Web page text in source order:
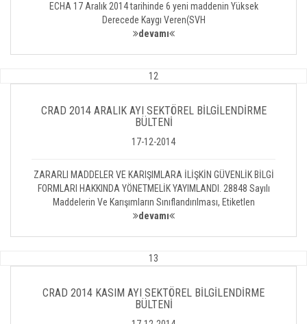
ECHA 17 Aralık 2014 tarihinde 6 yeni maddenin Yüksek
Derecede Kaygı Veren(SVH
devamı
12
CRAD 2014 ARALIK AYI SEKTÖREL BİLGİLENDİRME
BÜLTENİ
17-12-2014
ZARARLI MADDELER VE KARIŞIMLARA İLİŞKİN GÜVENLİK BİLGİ
FORMLARI HAKKINDA YÖNETMELİK YAYIMLANDI. 28848 Sayılı
Maddelerin Ve Karışımların Sınıflandırılması, Etiketlen
devamı
13
CRAD 2014 KASIM AYI SEKTÖREL BİLGİLENDİRME
BÜLTENİ